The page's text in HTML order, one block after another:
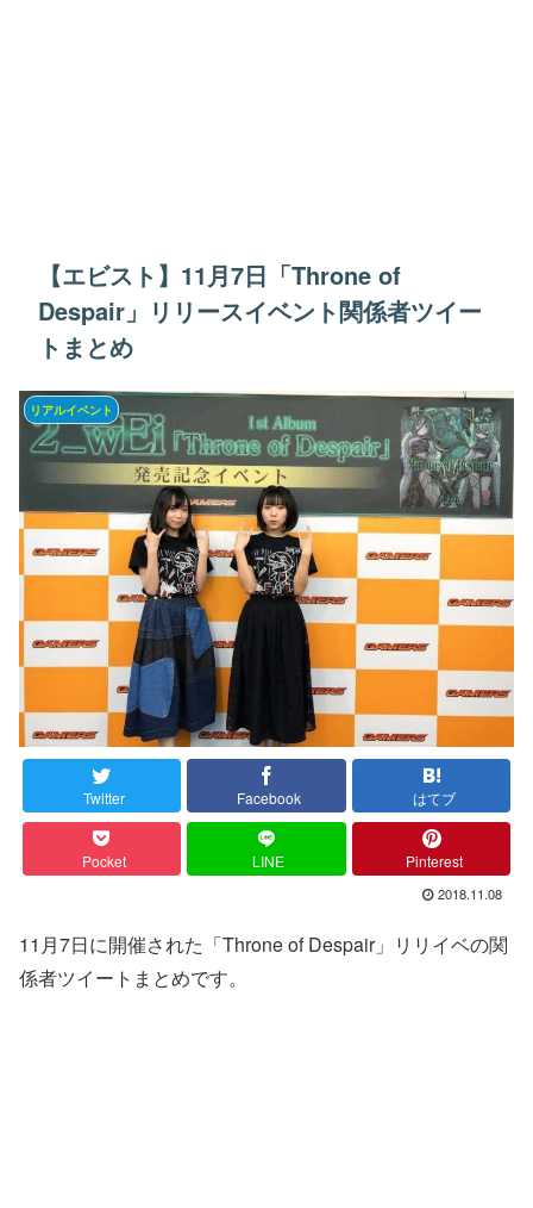
【エビスト】11月7日「Throne of
Despair」リリースイベント関係者ツイー
トまとめ
リアルイベント
Twitter Facebook はてブ
Pocket LINE Pinterest
2018.11.08
11月7日に開催された「Throne of Despair」リリイベの関
係者ツイートまとめです。